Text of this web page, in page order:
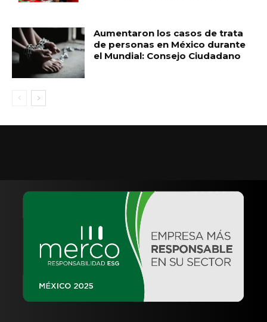
Aumentaron los casos de trata
de personas en México durante
el Mundial: Consejo Ciudadano